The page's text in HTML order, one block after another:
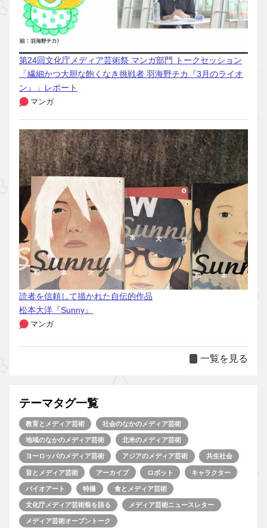
第24回文化庁メディア芸術祭 マンガ部門 トークセッション
「繊細かつ大胆な飽くなき挑戦者 羽海野チカ『3月のライオ
ン』」レポート
マンガ
読者を信頼して描かれた自伝的作品
松本大洋『Sunny』
マンガ
一覧を見る
テーマタグ一覧
教育とメディア芸術 社会のなかのメディア芸術
地域のなかのメディア芸術 北米のメディア芸術
ヨーロッパのメディア芸術 アジアのメディア芸術 共生社会
音とメディア芸術 アーカイブ ロボット キャラクター
バイオアート 特撮 食とメディア芸術
文化庁メディア芸術祭を語る メディア芸術ニュースレター
メディア芸術オープントーク